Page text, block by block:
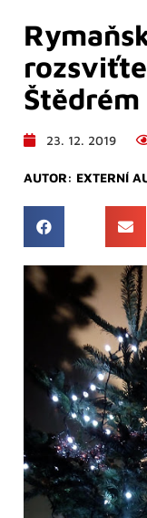
23. 12. 2019
AUTOR: EXTERNÍ